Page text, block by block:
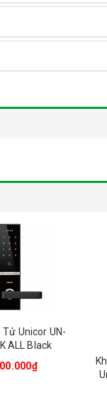
Tử Unicor UN-
ALL Black